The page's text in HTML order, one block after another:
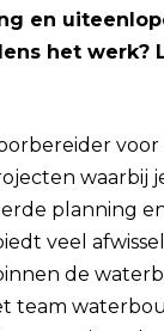
en
het werk?
voor
waarbij
planning
veel
de
team